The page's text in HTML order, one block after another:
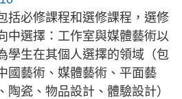
括必修課程和選修課程，選修
中選擇：工作室與媒體藝術以
學生在其個人選擇的領域（包
國藝術、媒體藝術、平面藝
陶瓷、物品設計、體驗設計）